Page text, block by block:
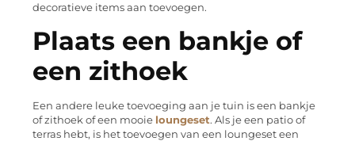
decoratieve items aan toevoegen.
Plaats een bankje of
een zithoek
Een andere leuke toevoeging aan je tuin is een bankje
of zithoek of een mooie loungeset. Als je een patio of
terras hebt, is het toevoegen van een loungeset een